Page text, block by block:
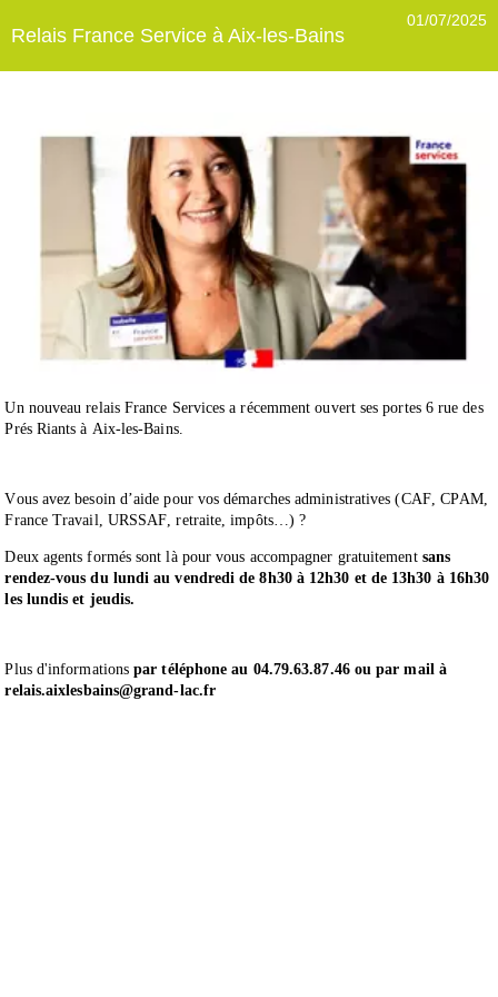
Relais France Service à Aix-les-Bains
01/07/2025
Un nouveau relais France Services a récemment ouvert ses portes 6 rue des
Prés Riants à Aix-les-Bains.
Vous avez besoin d’aide pour vos démarches administratives (CAF, CPAM,
France Travail, URSSAF, retraite, impôts…) ?
Deux agents formés sont là pour vous accompagner gratuitementsans
rendez-vous du lundi au vendredi de 8h30 à 12h30 et de 13h30 à 16h30
les lundis et jeudis.
Plus d'informationspar téléphone au 04.79.63.87.46 ou par mail à
relais.aixlesbains@grand-lac.fr